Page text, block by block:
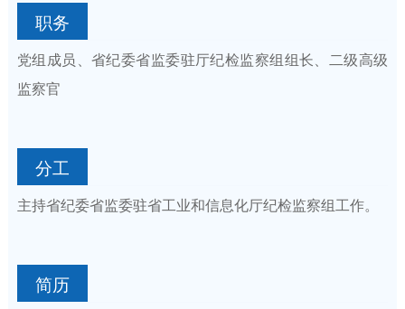
职务
党组成员、省纪委省监委驻厅纪检监察组组长、二级高级
监察官
分工
主持省纪委省监委驻省工业和信息化厅纪检监察组工作。
简历